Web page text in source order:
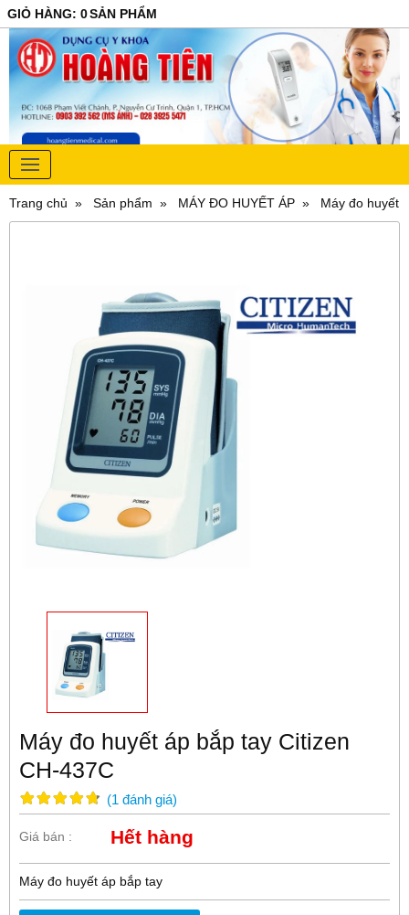
GIỎ HÀNG: 0SẢN PHẨM
Trang chủ Sản phẩm MÁY ĐO HUYẾT ÁP Máy đo huyết
Máy đo huyết áp bắp tay Citizen
CH-437C
(1 đánh giá)
Giá bán : Hết hàng
Máy đo huyết áp bắp tay